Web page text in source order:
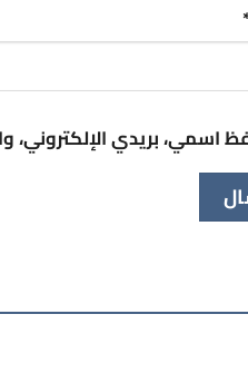
اسمي، بريدي الإلكتروني،